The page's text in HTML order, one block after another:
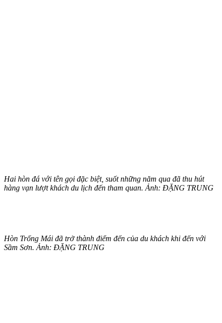
Hai hòn đá với tên gọi đặc biệt, suốt những năm qua đã thu hút
hàng vạn lượt khách du lịch đến tham quan. Ảnh: ĐẶNG TRUNG
Hòn Trống Mái đã trở thành điểm đến của du khách khi đến với
Sầm Sơn. Ảnh: ĐẶNG TRUNG